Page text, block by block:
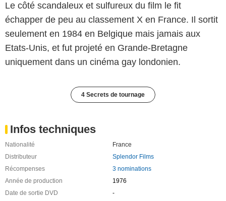
Le côté scandaleux et sulfureux du film le fit
échapper de peu au classement X en France. Il sortit
seulement en 1984 en Belgique mais jamais aux
Etats-Unis, et fut projeté en Grande-Bretagne
uniquement dans un cinéma gay londonien.
4 Secrets de tournage
Infos techniques
Nationalité
France
Distributeur
Splendor Films
Récompenses
3 nominations
Année de production
1976
Date de sortie DVD
-